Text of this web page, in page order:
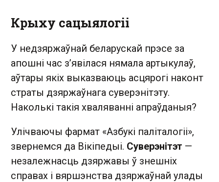
Крыху сацыялогіі
У недзяржаўнай беларускай прэсе за
апошні час з’явілася нямала артыкулаў,
аўтары якіх выказваюць асцярогі наконт
страты дзяржаўнага суверэнітэту.
Наколькі такія хваляванні апраўданыя?
Улічваючы фармат «Азбукі паліталогіі»,
звернемся да Вікіпедыі. Суверэнітэт —
незалежнасць дзяржавы ў знешніх
справах і вяршэнства дзяржаўнай улады